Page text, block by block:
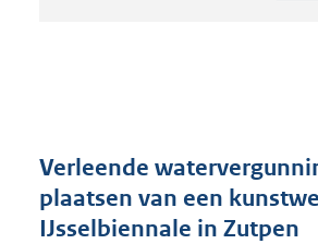
r
o
t
Verleende
plaatsen van een
IJsselbiennale in Zutpen